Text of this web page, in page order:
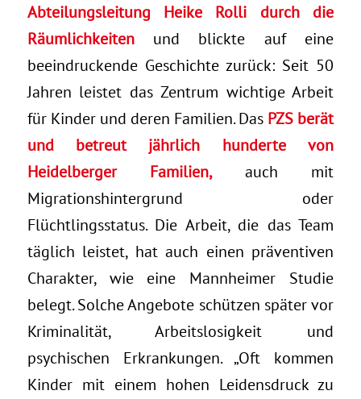
Abteilungsleitung Heike Rolli durch die
Räumlichkeitenund blickte auf eine
beeindruckende Geschichte zurück: Seit 50
Jahren leistet das Zentrum wichtige Arbeit
für Kinder und deren Familien. Das PZS berät
und betreut jährlich hunderte von
Heidelberger Familien,auch mit
Migrationshintergrund oder
Flüchtlingsstatus. Die Arbeit, die das Team
täglich leistet, hat auch einen präventiven
Charakter, wie eine Mannheimer Studie
belegt. Solche Angebote schützen später vor
Kriminalität, Arbeitslosigkeit und
psychischen Erkrankungen. „Oft kommen
Kinder mit einem hohen Leidensdruck zu